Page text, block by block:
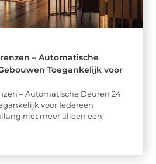
– Automatische
Toegankelijk voor
– Automatische Deuren 24
voor Iedereen
niet meer alleen een